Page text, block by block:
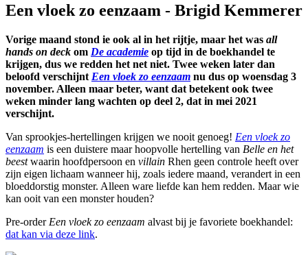
Een vloek zo eenzaam - Brigid Kemmerer
Vorige maand stond ie ook al in het rijtje, maar het was all
hands on deck om De academie op tijd in de boekhandel te
krijgen, dus we redden het net niet. Twee weken later dan
beloofd verschijnt Een vloek zo eenzaam nu dus op woensdag 3
november. Alleen maar beter, want dat betekent ook twee
weken minder lang wachten op deel 2, dat in mei 2021
verschijnt.
Van sprookjes-hertellingen krijgen we nooit genoeg! Een vloek zo
eenzaam is een duistere maar hoopvolle hertelling van Belle en het
beestwaarin hoofdpersoon en villain Rhen geen controle heeft over
zijn eigen lichaam wanneer hij, zoals iedere maand, verandert in een
bloeddorstig monster. Alleen ware liefde kan hem redden. Maar wie
kan ooit van een monster houden?
Pre-order Een vloek zo eenzaam alvast bij je favoriete boekhandel:
dat kan via deze link.